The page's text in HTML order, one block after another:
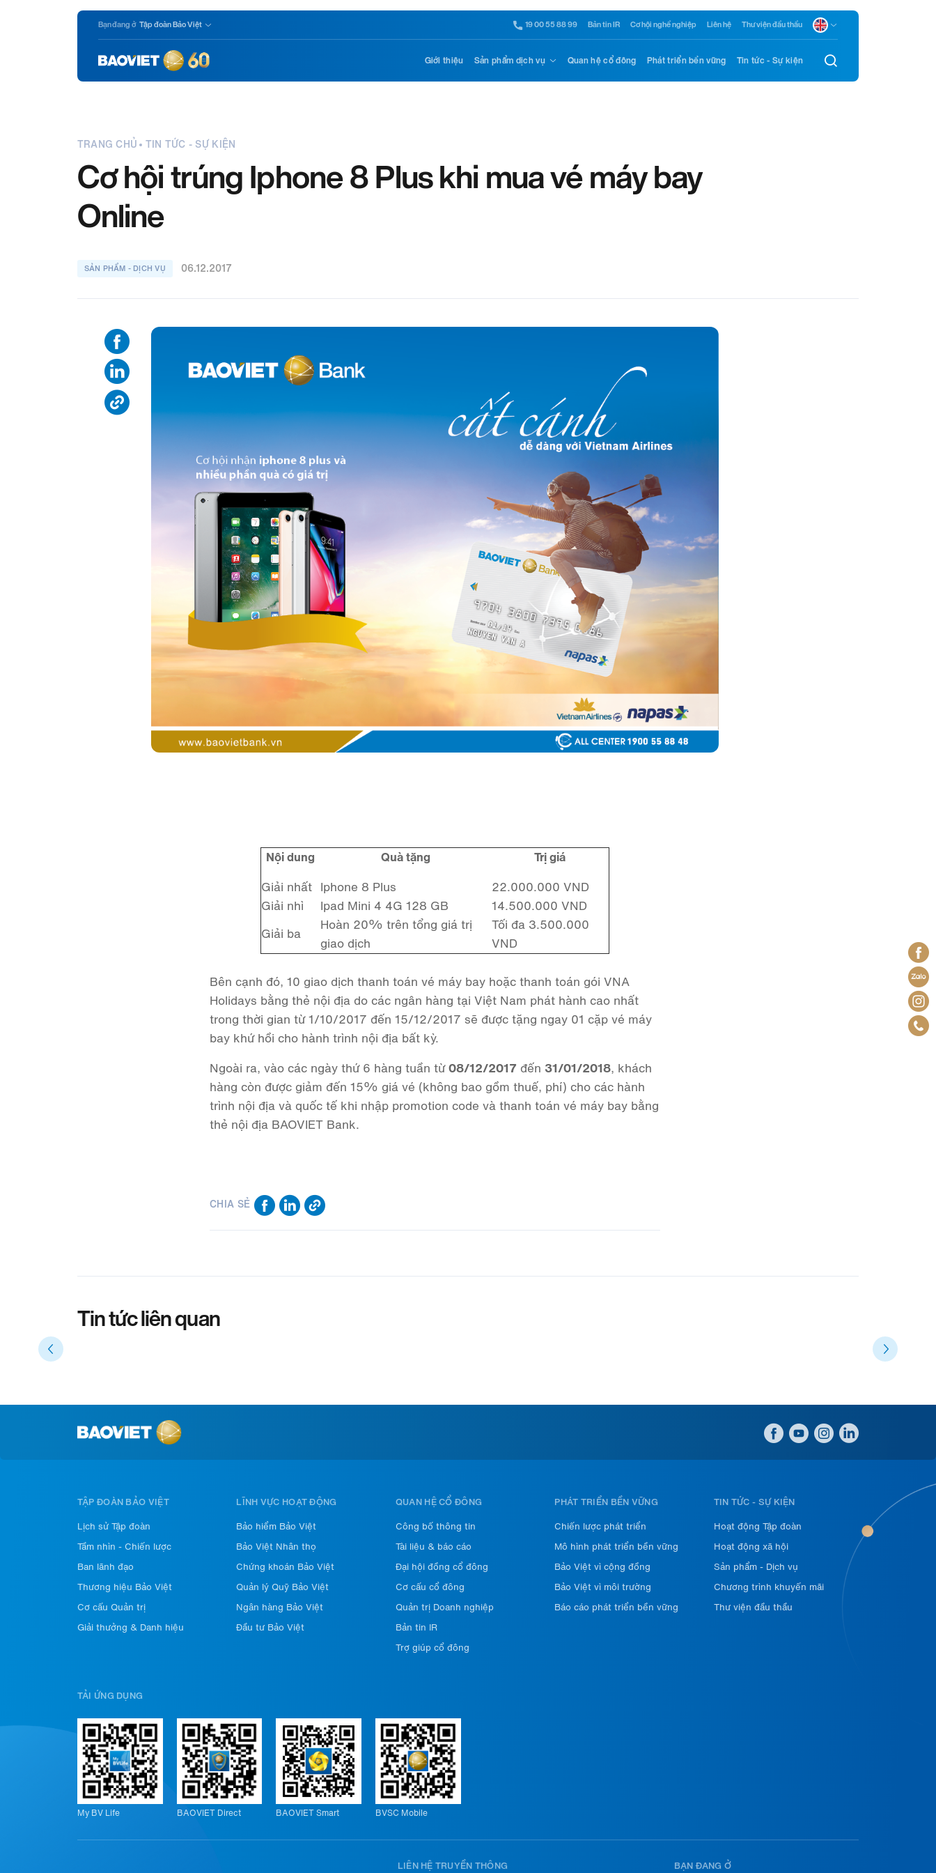
Bạn đang ở Tập đoàn Bảo Việt 19 00 55 88 99 Bản tin IR Cơ hội nghề nghiệp Liên hệ Thư viện đầu thầu
Giới thiệu Sản phẩm dịch vụ Quan hệ cổ đông Phát triển bền vững Tin tức - Sự kiện
TRANG CHỦ TIN TỨC - SỰ KIỆN
Cơ hội trúng Iphone 8 Plus khi mua vé máy bay
Online
SẢN PHẨM - DỊCH VỤ 06.12.2017
Nội dung Quà tặng Trị giá
Giải nhất Iphone 8 Plus
22.000.000 VND
Giải nhì
Ipad Mini 4 4G 128 GB
14.500.000 VND
Giải ba
Hoàn 20% trên tổng giá trị
giao dịch
Tối đa 3.500.000
VND
Bên cạnh đó, 10 giao dịch thanh toán vé máy bay hoặc thanh toán gói VNA
Holidays bằng thẻ nội địa do các ngân hàng tại Việt Nam phát hành cao nhất
trong thời gian từ 1/10/2017 đến 15/12/2017 sẽ được tặng ngay 01 cặp vé máy
bay khứ hồi cho hành trình nội địa bất kỳ.
Ngoài ra, vào các ngày thứ 6 hàng tuần từ08/12/2017 đến 31/01/2018, khách
hàng còn được giảm đến 15% giá vé (không bao gồm thuế, phí) cho các hành
trình nội địa và quốc tế khi nhập promotion code và thanh toán vé máy bay bằng
thẻ nội địa BAOVIET Bank.
CHIA SẺ
Tin tức liên quan
TẬP ĐOÀN BẢO VIỆT
Lịch sử Tập đoàn
Tầm nhìn - Chiến lược
Ban lãnh đạo
Thương hiệu Bảo Việt
Cơ cấu Quản trị
Giải thưởng & Danh hiệu
LĨNH VỰC HOẠT ĐỘNG
Bảo hiểm Bảo Việt
Bảo Việt Nhân thọ
Chứng khoán Bảo Việt
Quản lý Quỹ Bảo Việt
Ngân hàng Bảo Việt
Đầu tư Bảo Việt
QUAN HỆ CỔ ĐÔNG
Công bố thông tin
Tài liệu & báo cáo
Đại hội đồng cổ đông
Cơ cấu cổ đông
Quản trị Doanh nghiệp
Bản tin IR
Trợ giúp cổ đông
PHÁT TRIỂN BỀN VỮNG
Chiến lược phát triển
Mô hình phát triển bền vững
Bảo Việt vì cộng đồng
Bảo Việt vì môi trường
Báo cáo phát triển bền vững
TIN TỨC - SỰ KIỆN
Hoạt động Tập đoàn
Hoạt động xã hội
Sản phẩm - Dịch vụ
Chương trình khuyến mãi
Thư viện đầu thầu
TẢI ỨNG DỤNG
My BV Life BAOVIET Direct BAOVIET Smart BVSC Mobile
LIÊN HỆ TRUYỀN THÔNG BẠN ĐANG Ở